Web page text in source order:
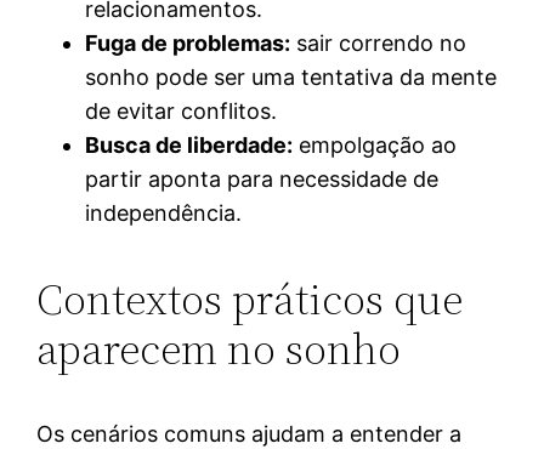
relacionamentos.
Fuga de problemas: sair correndo no
sonho pode ser uma tentativa da mente
de evitar conflitos.
Busca de liberdade: empolgação ao
partir aponta para necessidade de
independência.
Contextos práticos que
aparecem no sonho
Os cenários comuns ajudam a entender a